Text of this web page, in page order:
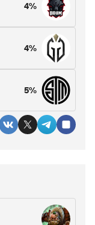
4%
4%
5%